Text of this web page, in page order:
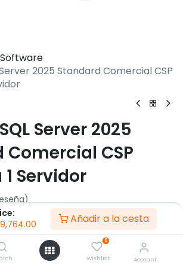
9,764.00 Añadir a la cesta
0
Wishlist Account
Software
2025 Standard Comercial CSP
Server 2025
CSP
Servidor
por núcleo para 1 servidor.
Comercial CSP.
usuarios/dispositivos.
entre servidores físicos/virtuales.